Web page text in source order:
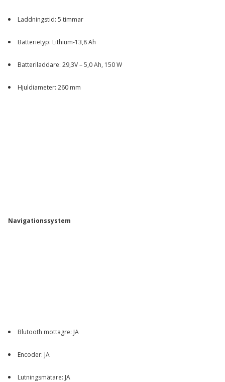
Laddningstid: 5 timmar
Batterietyp: Lithium-13,8 Ah
Batteriladdare: 29,3V – 5,0 Ah, 150 W
Hjuldiameter: 260 mm
Navigationssystem
Blutooth mottagre: JA
Encoder: JA
Lutningsmätare: JA